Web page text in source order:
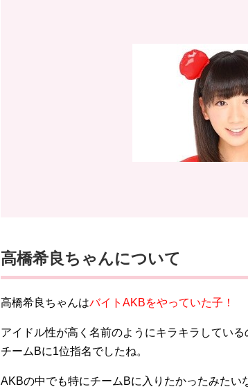
高橋希良ちゃんについて
高橋希良ちゃんはバイトAKBをやっていた子！
アイドル性が高く名前のようにキラキラしてい
チームBに1位指名でしたね。
AKBの中でも特にチームBに入りたかったみたい